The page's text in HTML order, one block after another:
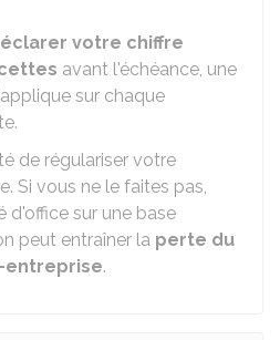
votre chiffre
avant l'échéance, une
sur chaque
de régulariser votre
Si vous ne le faites pas,
d'office sur une base
peut entraîner la perte du
entreprise.